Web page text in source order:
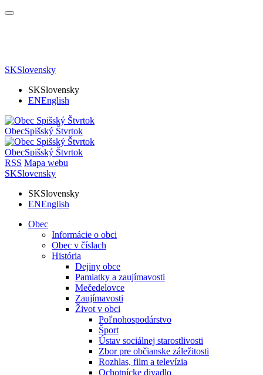
SKSlovensky
SKSlovensky
ENEnglish
ObecSpišský Štvrtok
ObecSpišský Štvrtok
RSS Mapa webu
SKSlovensky
SKSlovensky
ENEnglish
Obec
Informácie o obci
Obec v číslach
História
Dejiny obce
Pamiatky a zaujímavosti
Mečedelovce
Zaujímavosti
Život v obci
Poľnohospodárstvo
Šport
Ústav sociálnej starostlivosti
Zbor pre občianske záležitosti
Rozhlas, film a televízia
Ochotnícke divadlo